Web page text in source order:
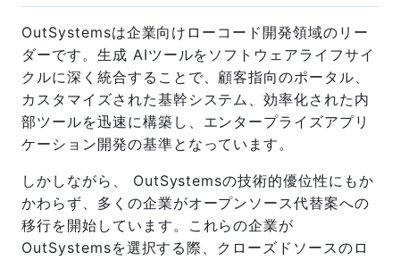
OutSystemsは企業向けローコード開発領域のリー
ダーです。生成 AIツールをソフトウェアライフサイ
クルに深く統合することで、顧客指向のポータル、
カスタマイズされた基幹システム、効率化された内
部ツールを迅速に構築し、エンタープライズアプリ
ケーション開発の基準となっています。
しかしながら、 OutSystemsの技術的優位性にもか
かわらず、多くの企業がオープンソース代替案への
移行を開始しています。これらの企業が
OutSystemsを選択する際、クローズドソースのロ